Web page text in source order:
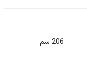
206 سم